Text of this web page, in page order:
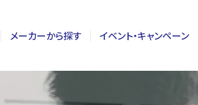
メーカーから探す イベント・キャンペーン